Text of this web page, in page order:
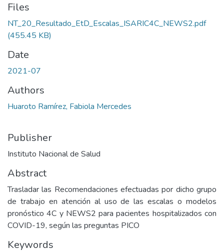
Files
NT_20_Resultado_EtD_Escalas_ISARIC4C_NEWS2.pdf
(455.45 KB)
Date
2021-07
Authors
Huaroto Ramírez, Fabiola Mercedes
Publisher
Instituto Nacional de Salud
Abstract
Trasladar las Recomendaciones efectuadas por dicho grupo
de trabajo en atención al uso de las escalas o modelos
pronóstico 4C y NEWS2 para pacientes hospitalizados con
COVID-19, según las preguntas PICO
Keywords